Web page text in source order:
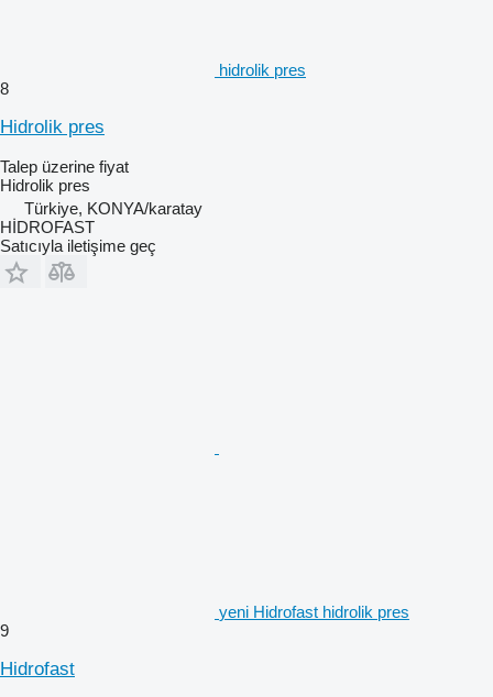
hidrolik pres
8
Hidrolik pres
Talep üzerine fiyat
Hidrolik pres
Türkiye, KONYA/karatay
HİDROFAST
Satıcıyla iletişime geç
yeni Hidrofast hidrolik pres
9
Hidrofast